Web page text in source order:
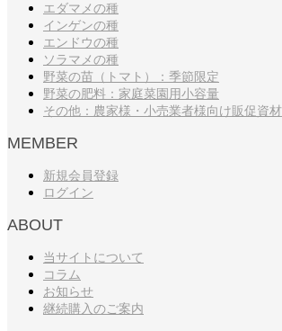
エダマメの種
インゲンの種
エンドウの種
ソラマメの種
野菜の苗（トマト）：季節限定
野菜の肥料：家庭菜園用小容量
その他：農家様・小売業者様向け販促資材
MEMBER
新規会員登録
ログイン
ABOUT
当サイトについて
コラム
お知らせ
継続購入のご案内